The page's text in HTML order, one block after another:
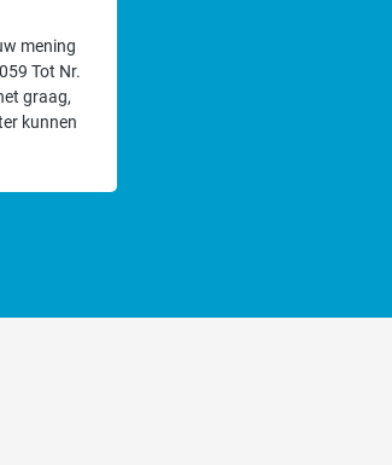
mening
Tot Nr.
graag,
kunnen